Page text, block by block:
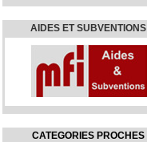
AIDES ET SUBVENTIONS
CATEGORIES PROCHES